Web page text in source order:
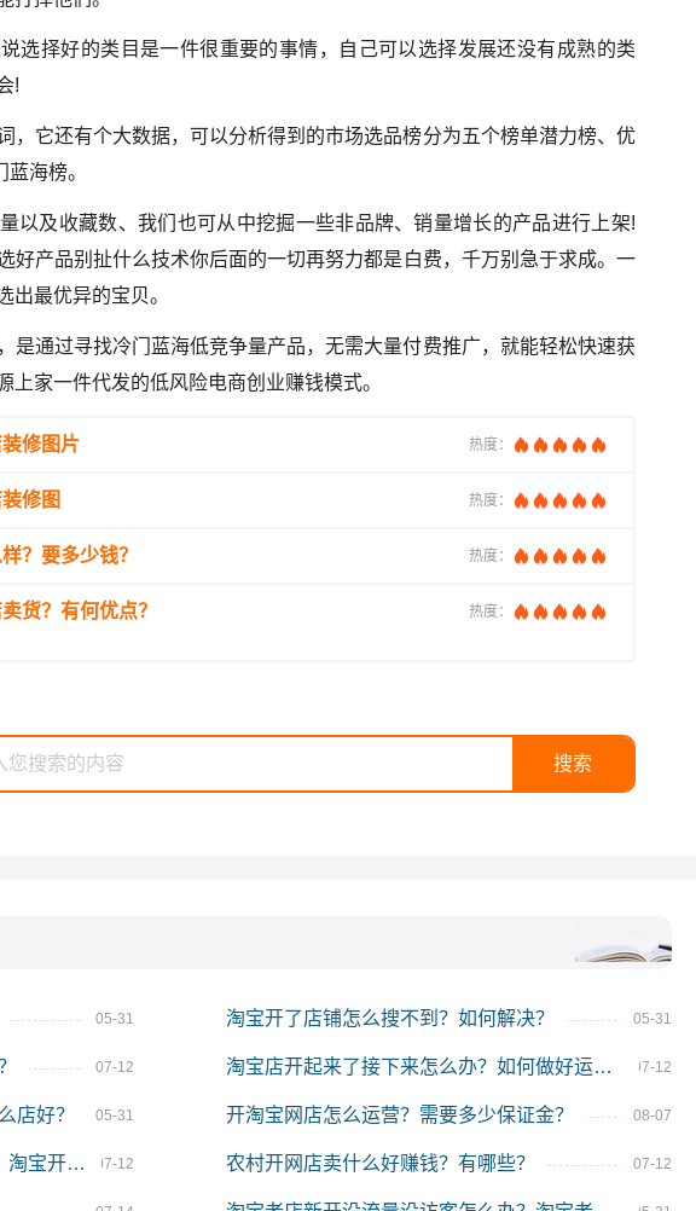
选择好的类目是一件很重要的事情，自己可以选择发展还没有成熟的类
!
，它还有个大数据，可以分析得到的市场选品榜分为五个榜单潜力榜、优
海榜。
以及收藏数、我们也可从中挖掘一些非品牌、销量增长的产品进行上架!
好产品别扯什么技术你后面的一切再努力都是白费，千万别急于求成。一
出最优异的宝贝。
是通过寻找冷门蓝海低竞争量产品，无需大量付费推广，就能轻松快速获
家一件代发的低风险电商创业赚钱模式。
修图片 热度：
修图 热度：
？要多少钱？ 热度：
货？有何优点？ 热度：
05-31 淘宝开了店铺怎么搜不到？如何解决？ 05-31
07-12 淘宝店开起来了接下来怎么办？如何做好运营？ 07-12
店好？ 05-31 开淘宝网店怎么运营？需要多少保证金？ 08-07
一张营业执照开5个淘宝店铺可以吗？淘宝开店有何好处？ 07-12 农村开网店卖什么好赚钱？有哪些？ 07-12